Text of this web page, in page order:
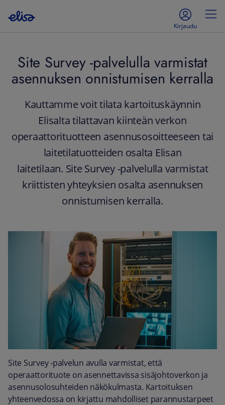
Kirjaudu
Site Survey -palvelulla varmistat
asennuksen onnistumisen kerralla
Kauttamme voit tilata kartoituskäynnin
Elisalta tilattavan kiinteän verkon
operaattorituotteen asennusosoitteeseen tai
laitetilatuotteiden osalta Elisan
laitetilaan. Site Survey -palvelulla varmistat
kriittisten yhteyksien osalta asennuksen
onnistumisen kerralla.
Site Survey -palvelun avulla varmistat, että
operaattorituote on asennettavissa sisäjohtoverkon ja
asennusolosuhteiden näkökulmasta. Kartoituksen
yhteenvedossa on kirjattu mahdolliset parannustarpeet